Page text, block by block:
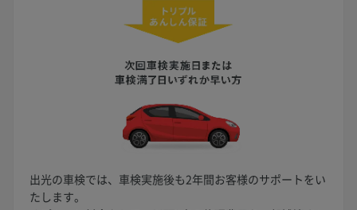
出光の車検では、車検実施後も2年間お客様のサポートをい
たします。